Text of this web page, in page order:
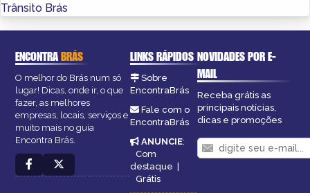
Trânsito Brás
ENCONTRABRÁS
O melhor do Brás num só
lugar! Dicas, onde ir, o que
fazer, as melhores
empresas, locais, serviços e
muito mais no guia
Encontra Brás.
LINKS RÁPIDOS
Sobre
EncontraBrás
Fale com o
EncontraBrás
ANUNCIE:
Com
destaque
Grátis
NOVIDADES POR E-
MAIL
Receba grátis as
principais notícias,
dicas e promoções